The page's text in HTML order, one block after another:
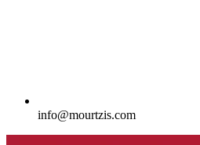
info@mourtzis.com